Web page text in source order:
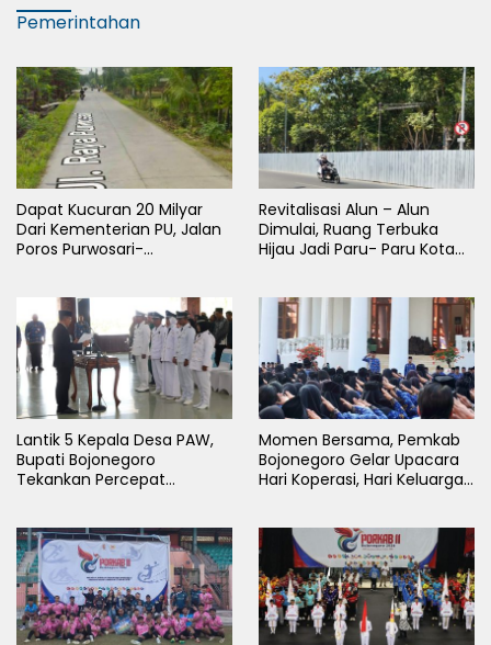
Pemerintahan
Dapat Kucuran 20 Milyar
Dari Kementerian PU, Jalan
Poros Purwosari-
Revitalisasi Alun – Alun
Dimulai, Ruang Terbuka
Hijau Jadi Paru- Paru Kota
Lantik 5 Kepala Desa PAW,
Bupati Bojonegoro
Tekankan Percepat
Momen Bersama, Pemkab
Bojonegoro Gelar Upacara
Hari Koperasi, Hari Keluarga